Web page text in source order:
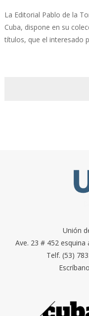
La Editorial Pablo de la
Cuba, dispone en su
títulos, que el interesado
Unión
Ave. 23 # 452 esquina
Telf. (53)